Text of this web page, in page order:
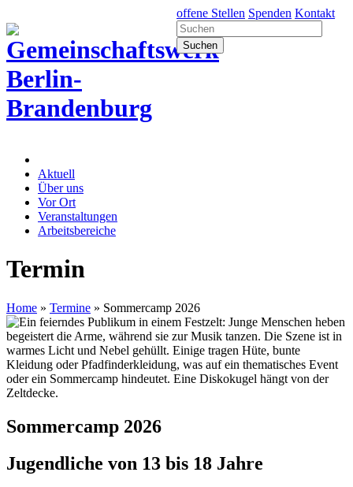
offene Stellen Spenden Kontakt
Aktuell
Über uns
Vor Ort
Veranstaltungen
Arbeitsbereiche
Termin
Home » Termine » Sommercamp 2026
Sommercamp 2026
Jugendliche von 13 bis 18 Jahre